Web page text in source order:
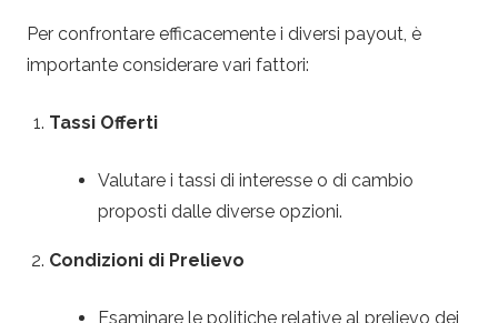
Per confrontare efficacemente i diversi payout, è
importante considerare vari fattori:
Tassi Offerti
Valutare i tassi di interesse o di cambio
proposti dalle diverse opzioni.
Condizioni di Prelievo
Esaminare le politiche relative al prelievo dei